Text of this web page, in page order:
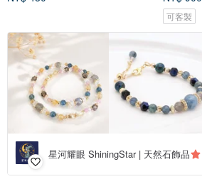
可客製
星河耀眼 ShiningStar | 天然石飾品